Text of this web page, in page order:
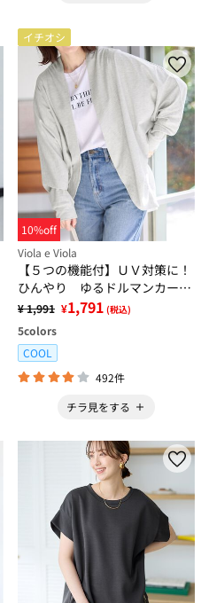
イチオシ
10%off
Viola e Viola
【５つの機能付】ＵＶ対策に！
ひんやり ゆるドルマンカーデ
ィガン
¥ 1,991 ¥1,791 (税込)
5colors
COOL
492件
チラ見をする